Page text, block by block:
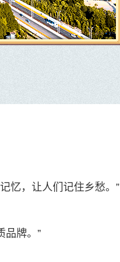
忆，让人们记住乡愁。”
品牌。”